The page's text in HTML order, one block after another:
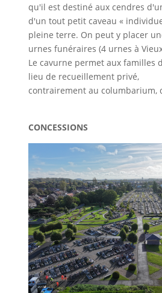
qu'il est destiné aux cendres
d'un tout petit caveau «
pleine terre. On peut y placer
urnes funéraires (4 urnes à
Le cavurne permet aux familles
lieu de recueillement privé,
contrairement au columbarium,
CONCESSIONS